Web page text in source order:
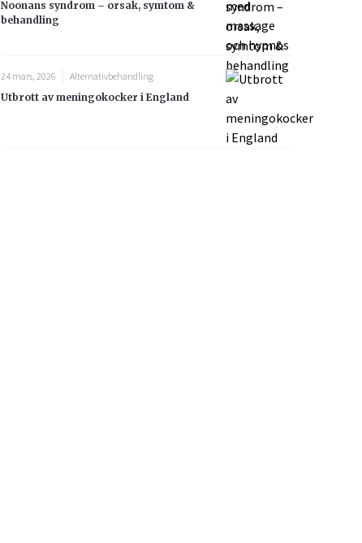
Noonans syndrom – orsak, symtom &
behandling
24 mars, 2026
Alternativbehandling
Utbrott av meningokocker i England